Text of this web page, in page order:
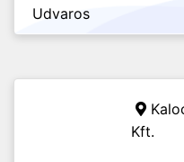
Udvaros
Kft.